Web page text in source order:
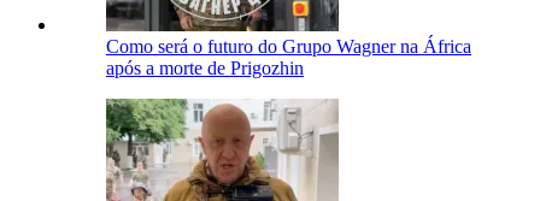
Como será o futuro do Grupo Wagner na África
após a morte de Prigozhin